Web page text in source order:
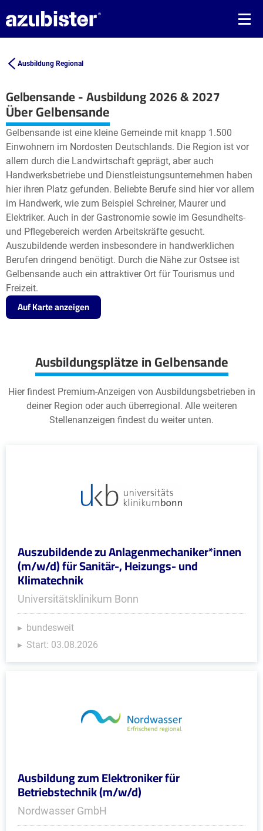
Ausbildung Regional
Gelbensande - Ausbildung 2026 & 2027
+
−
Leaflet| ©OpenStreetMap2contributors
Über Gelbensande
Gelbensande ist eine kleine Gemeinde mit knapp 1.500
Einwohnern im Nordosten Deutschlands. Die Region ist vor
allem durch die Landwirtschaft geprägt, aber auch
Handwerksbetriebe und Dienstleistungsunternehmen haben
hier ihren Platz gefunden. Beliebte Berufe sind hier vor allem
im Handwerk, wie zum Beispiel Schreiner, Maurer und
Elektriker. Auch in der Gastronomie sowie im Gesundheits-
und Pflegebereich werden Arbeitskräfte gesucht.
Auszubildende werden insbesondere in handwerklichen
Berufen dringend benötigt. Durch die Nähe zur Ostsee ist
Gelbensande auch ein attraktiver Ort für Tourismus und
Freizeit.
Auf Karte anzeigen
Ausbildungsplätze in Gelbensande
Hier findest Premium-Anzeigen von Ausbildungsbetrieben in
deiner Region oder auch überregional. Alle weiteren
Stellenanzeigen findest du weiter unten.
Auszubildende zu Anlagenmechaniker*innen
(m/w/d) für Sanitär-, Heizungs- und
Klimatechnik
Universitätsklinikum Bonn
bundesweit
Start: 03.08.2026
Ausbildung zum Elektroniker für
Betriebstechnik (m/w/d)
Nordwasser GmbH